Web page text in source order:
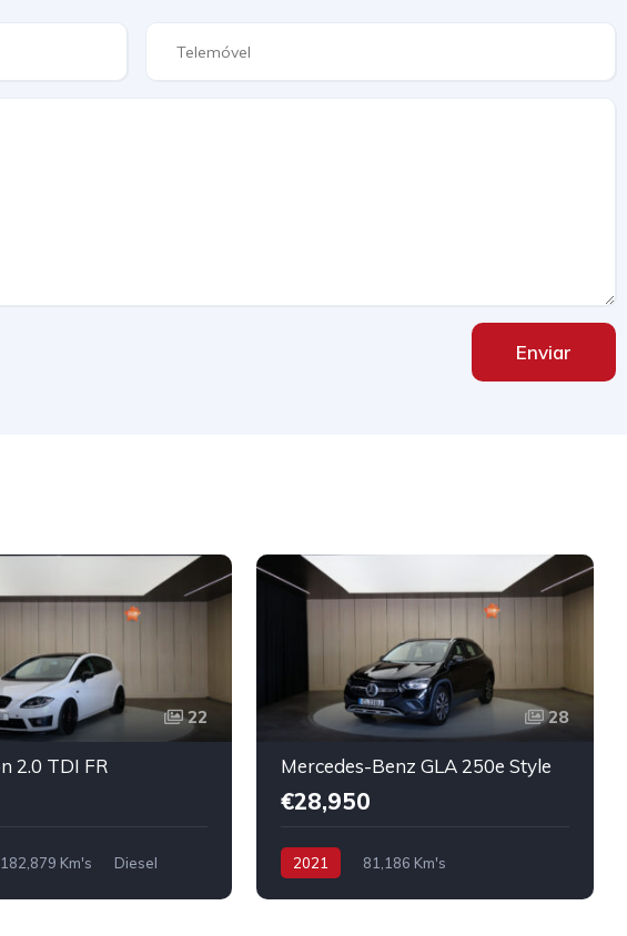
Enviar
22
2.0 TDI FR
182,879 Km's Diesel
28
Mercedes-Benz GLA 250e Style
€28,950
2021
81,186 Km's